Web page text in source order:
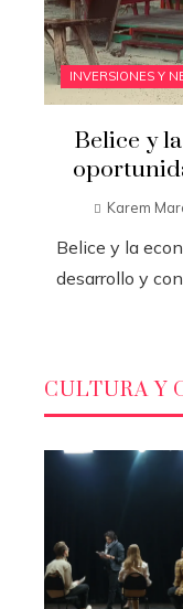
INVERSIONES Y
Belice y
Karem
Belice y la
desarrollo y
CULTURA Y